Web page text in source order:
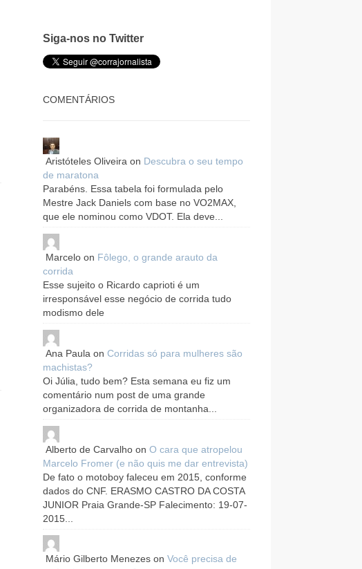
Siga-nos no Twitter
COMENTÁRIOS
Aristóteles Oliveira on Descubra o seu tempo
de maratona
Parabéns. Essa tabela foi formulada pelo
Mestre Jack Daniels com base no VO2MAX,
que ele nominou como VDOT. Ela deve...
Marceloon Fôlego, o grande arauto da
corrida
Esse sujeito o Ricardo caprioti é um
irresponsável esse negócio de corrida tudo
modismo dele
Ana Paula on Corridas só para mulheres são
machistas?
Oi Júlia, tudo bem? Esta semana eu fiz um
comentário num post de uma grande
organizadora de corrida de montanha...
Alberto de Carvalhoon O cara que atropelou
Marcelo Fromer (e não quis me dar entrevista)
De fato o motoboy faleceu em 2015, conforme
dados do CNF. ERASMO CASTRO DA COSTA
JUNIOR Praia Grande-SP Falecimento: 19-07-
2015...
Mário Gilberto Menezeson Você precisa de